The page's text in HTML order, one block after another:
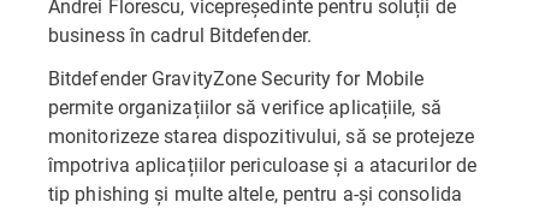
Andrei Florescu, vicepreședinte pentru soluții de
business în cadrul Bitdefender.
Bitdefender GravityZone Security for Mobile
permite organizațiilor să verifice aplicațiile, să
monitorizeze starea dispozitivului, să se protejeze
împotriva aplicațiilor periculoase și a atacurilor de
tip phishing și multe altele, pentru a-și consolida